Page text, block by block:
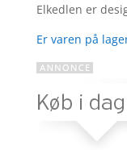
Elkedlen er
Er varen på